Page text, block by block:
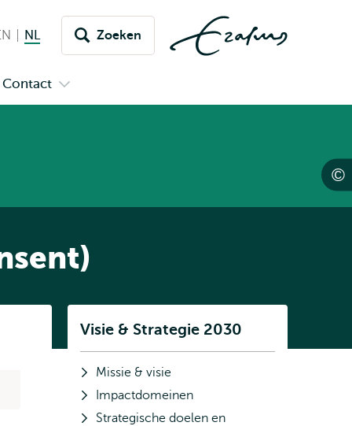
English
NLNederlands huidige taal
Zoeken
Contact
Subnavigatie
Visie & Strategie 2030
Missie & visie
Impactdomeinen
Strategische doelen en